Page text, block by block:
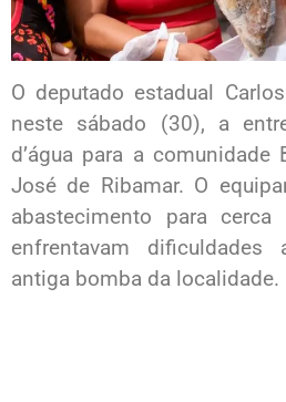
O deputado estadual
neste sábado (30), a
d’água para a comunidade
José de Ribamar. O
abastecimento para
enfrentavam
antiga bomba da localidade.